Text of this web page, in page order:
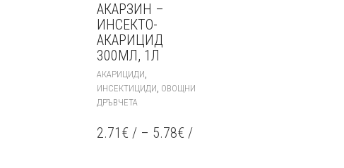
АКАРЗИН –
ИНСЕКТО-
АКАРИЦИД
300МЛ, 1Л
АКАРИЦИДИ,
ИНСЕКТИЦИДИ, ОВОЩНИ
ДРЪВЧЕТА
2.71 € / – 5.78€ /